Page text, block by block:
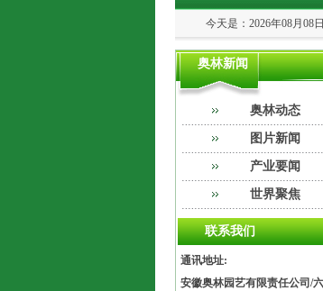
今天是：2026年08月08日
奥林新闻
奥林动态
图片新闻
产业要闻
世界聚焦
联系我们
通讯地址:
安徽奥林园艺有限责任公司/